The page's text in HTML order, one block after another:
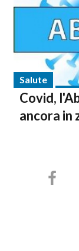
Salute
Covid,
ancora in